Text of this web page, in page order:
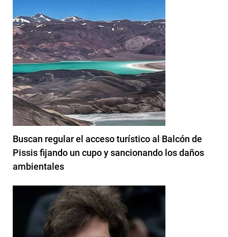
Buscan regular el acceso turístico al Balcón de
Pissis fijando un cupo y sancionando los daños
ambientales